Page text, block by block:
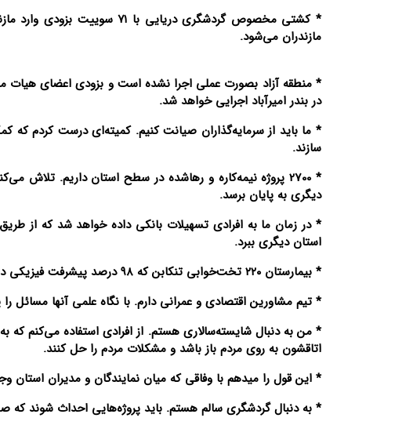
* کشتی مخصوص گردشگری
مازندران می‌شود.
در بندر امیرآباد اجرایی خواهد شد.
* ما باید از سرمایه‌گذاران صیانت کنیم. کمیته‌ای درست کردم که
سازند.
* 2700 پروژه نیمه‌کاره و رهاشده در سطح استان داریم.
دیگری به پایان برسد.
* در زمان ما به افرادی تسهیلات بانکی داده خواهد شد که از
استان دیگری ببرد.
* بیمارستان ۲۲۰ تخت‌خوابی تنکابن که ۹۸ درصد پیشرفت فیزیکی دارد. این بیمارستان بصورت فاز به فاز به بهره‌برداری خواهد رسید.
* تیم مشاورین اقتصادی و عمرانی دارم. با نگاه علمی آنها مسائل
* من به دنبال شایسته‌سالاری هستم. از افرادی استفاده می‌کنم که
اتاقشون به روی مردم باز باشد و مشکلات مردم را حل کنند.
* این قول را میدهم با وفاقی که میان نمایندگان و مدیران استان
* به دنبال گردشگری سالم هستم. باید پروژه‌هایی احداث شوند که